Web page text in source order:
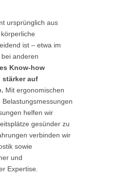
ursprünglich aus
ist – etwa im
anderen
Know-how
stärker auf
Mit ergonomischen
helfen wir
gesünder zu
verbinden wir
sowie
und
Expertise.